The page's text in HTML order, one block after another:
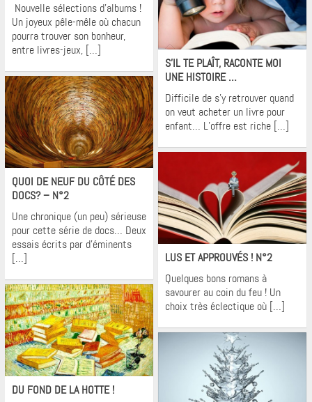
Nouvelle sélections d’albums !
Un joyeux pêle-mêle où chacun
pourra trouver son bonheur,
entre livres-jeux, […]
Krons
S’IL TE PLAÎT, RACONTE MOI
UNE HISTOIRE …
Difficile de s’y retrouver quand
on veut acheter un livre pour
enfant… L’offre est riche […]
Krons
QUOI DE NEUF DU CÔTÉ DES
DOCS? – N°2
Une chronique (un peu) sérieuse
pour cette série de docs… Deux
essais écrits par d’éminents
[…]
Krons
LUS ET APPROUVÉS ! N°2
Quelques bons romans à
savourer au coin du feu ! Un
choix très éclectique où […]
Krons
DU FOND DE LA HOTTE !